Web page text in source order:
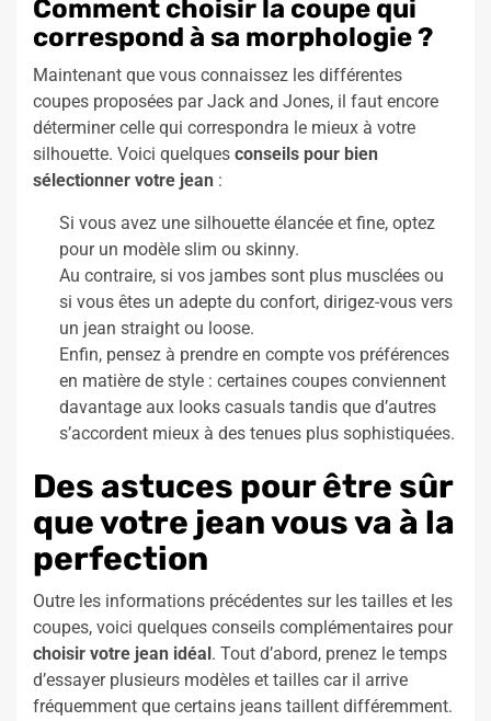
Comment choisir la coupe qui
correspond à sa morphologie ?
Maintenant que vous connaissez les différentes
coupes proposées par Jack and Jones, il faut encore
déterminer celle qui correspondra le mieux à votre
silhouette. Voici quelques conseils pour bien
sélectionner votre jean :
Si vous avez une silhouette élancée et fine, optez
pour un modèle slim ou skinny.
Au contraire, si vos jambes sont plus musclées ou
si vous êtes un adepte du confort, dirigez-vous vers
un jean straight ou loose.
Enfin, pensez à prendre en compte vos préférences
en matière de style : certaines coupes conviennent
davantage aux looks casuals tandis que d’autres
s’accordent mieux à des tenues plus sophistiquées.
Des astuces pour être sûr
que votre jean vous va à la
perfection
Outre les informations précédentes sur les tailles et les
coupes, voici quelques conseils complémentaires pour
choisir votre jean idéal . Tout d’abord, prenez le temps
d’essayer plusieurs modèles et tailles car il arrive
fréquemment que certains jeans taillent différemment.